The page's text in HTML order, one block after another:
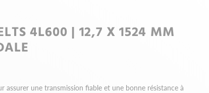
4L600 | 12,7 X 1524 MM
assurer une transmission fiable et une bonne résistance à